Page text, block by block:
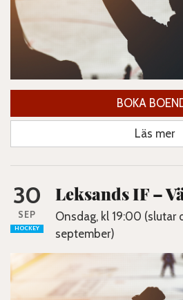
BOKA
Läs mer
30
SEP
HOCKEY
Leksands IF –
Onsdag, kl 19:00 (slutar
september)